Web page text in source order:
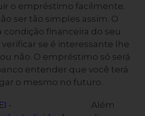
o empréstimo facilmente.
ser tão simples assim. O
condição financeira do seu
se é interessante lhe
não. O empréstimo só será
entender que você terá
o mesmo no futuro.
Além